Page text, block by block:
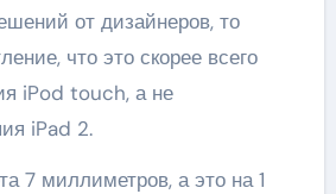
от дизайнеров, то
что это скорее всего
iPod touch, а не
iPad 2.
7 миллиметров, а это на 1